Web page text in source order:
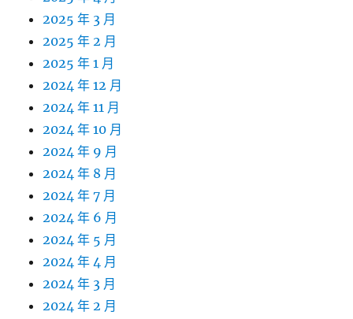
2025 年 3 月
2025 年 2 月
2025 年 1 月
2024 年 12 月
2024 年 11 月
2024 年 10 月
2024 年 9 月
2024 年 8 月
2024 年 7 月
2024 年 6 月
2024 年 5 月
2024 年 4 月
2024 年 3 月
2024 年 2 月